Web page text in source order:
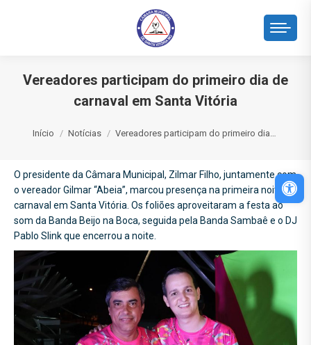
Vereadores participam do primeiro dia de
carnaval em Santa Vitória
Início Notícias Vereadores participam do primeiro dia…
O presidente da Câmara Municipal, Zilmar Filho, juntamente com
o vereador Gilmar “Abeia”, marcou presença na primeira noite de
carnaval em Santa Vitória. Os foliões aproveitaram a festa ao
som da Banda Beijo na Boca, seguida pela Banda Sambaê e o DJ
Pablo Slink que encerrou a noite.